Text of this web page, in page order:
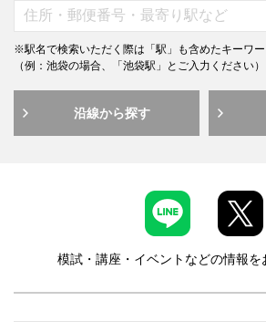
※駅名で検索いただく際は「駅」も含めたキーワー
（例：池袋の場合、「池袋駅」とご入力ください）
沿線から探す
模試・講座・イベントなどの情報を